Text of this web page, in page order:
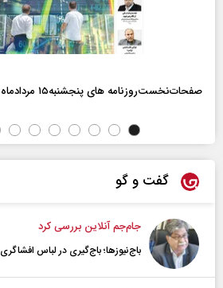
صفحات‌نخست‌روزنامه ها‌ی پنجشنبه‌۱۵ مردادماه
گفت و گو
جام‌جم آنلاین بررسی کرد
باج‌نیوزها؛ باج‌گیری در لباس افشاگری